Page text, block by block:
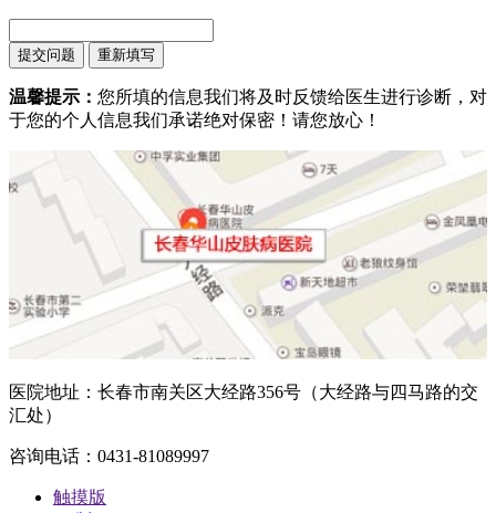
温馨提示： 您所填的信息我们将及时反馈给医生进行诊断，对
于您的个人信息我们承诺绝对保密！请您放心！
医院地址：长春市南关区大经路356号（大经路与四马路的交
汇处）
咨询电话：0431-81089997
触摸版